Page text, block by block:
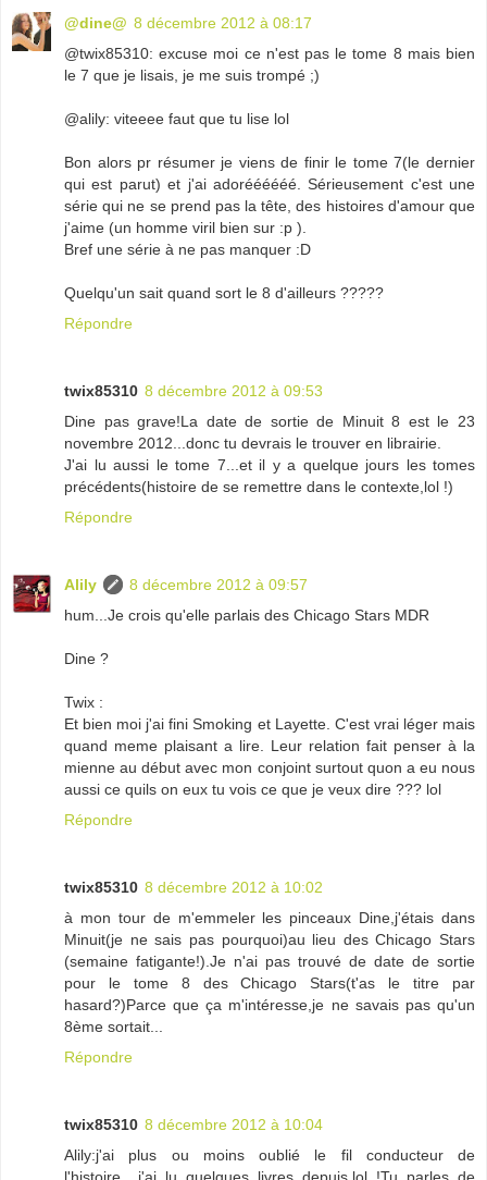
@dine@ 8 décembre 2012 à 08:17
@twix85310: excuse moi ce n'est pas le tome 8 mais bien
le 7 que je lisais, je me suis trompé ;)
@alily: viteeee faut que tu lise lol
Bon alors pr résumer je viens de finir le tome 7(le dernier
qui est parut) et j'ai adoréééééé. Sérieusement c'est une
série qui ne se prend pas la tête, des histoires d'amour que
j'aime (un homme viril bien sur :p ).
Bref une série à ne pas manquer :D
Quelqu'un sait quand sort le 8 d'ailleurs ?????
Répondre
twix85310 8 décembre 2012 à 09:53
Dine pas grave!La date de sortie de Minuit 8 est le 23
novembre 2012...donc tu devrais le trouver en librairie.
J'ai lu aussi le tome 7...et il y a quelque jours les tomes
précédents(histoire de se remettre dans le contexte,lol !)
Répondre
Alily
8 décembre 2012 à 09:57
hum...Je crois qu'elle parlais des Chicago Stars MDR
Dine ?
Twix :
Et bien moi j'ai fini Smoking et Layette. C'est vrai léger mais
quand meme plaisant a lire. Leur relation fait penser à la
mienne au début avec mon conjoint surtout quon a eu nous
aussi ce quils on eux tu vois ce que je veux dire ??? lol
Répondre
twix85310 8 décembre 2012 à 10:02
à mon tour de m'emmeler les pinceaux Dine,j'étais dans
Minuit(je ne sais pas pourquoi)au lieu des Chicago Stars
(semaine fatigante!).Je n'ai pas trouvé de date de sortie
pour le tome 8 des Chicago Stars(t'as le titre par
hasard?)Parce que ça m'intéresse,je ne savais pas qu'un
8ème sortait...
Répondre
twix85310 8 décembre 2012 à 10:04
Alily:j'ai plus ou moins oublié le fil conducteur de
l'histoire....j'ai lu quelques livres depuis,lol !Tu parles de